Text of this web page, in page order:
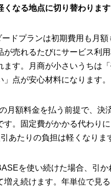
くなる地点に切り替わります
ドプランは初期費用も月額
が売れるたびにサービス利
ます。月商が小さいうちは
点が安心材料になります。
月額料金を払う前提で、決
す。固定費がかかる代わり
あたりの負担は軽くなりま
を使い続けた場合、引か
増え続けます。年単位で見